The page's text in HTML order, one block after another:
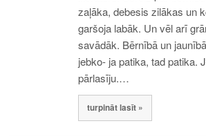
zaļāka, debesis zilākas un
garšoja labāk. Un vēl arī
savādāk. Bērnībā un
jebko- ja patika, tad patika.
pārlasīju.…
turpināt lasīt »